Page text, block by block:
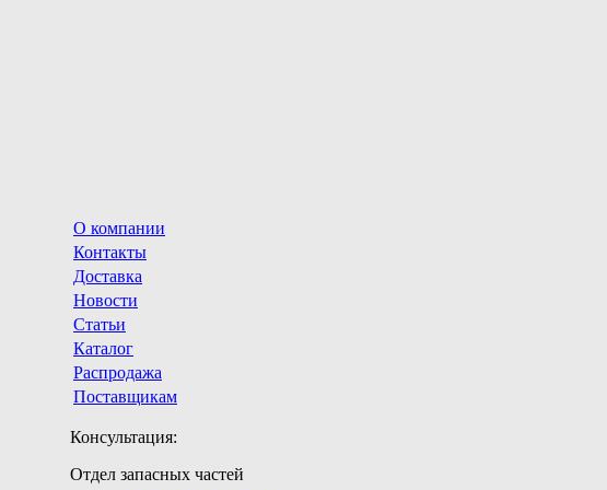
О компании
Контакты
Доставка
Новости
Статьи
Каталог
Распродажа
Поставщикам
Консультация:
Отдел запасных частей